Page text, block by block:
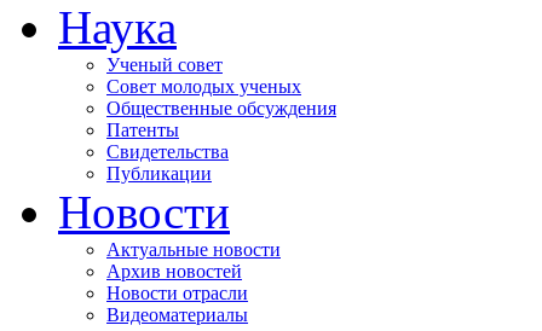
Наука
Ученый совет
Совет молодых ученых
Общественные обсуждения
Патенты
Свидетельства
Публикации
Новости
Актуальные новости
Архив новостей
Новости отрасли
Видеоматериалы